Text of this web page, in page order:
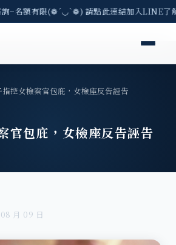
~名額有限(❁´◡`❁) 請點此連結加入LINE
指控女檢察官包庇，女檢座反告誣告
官包庇，女檢座反告誣告
月 09 日